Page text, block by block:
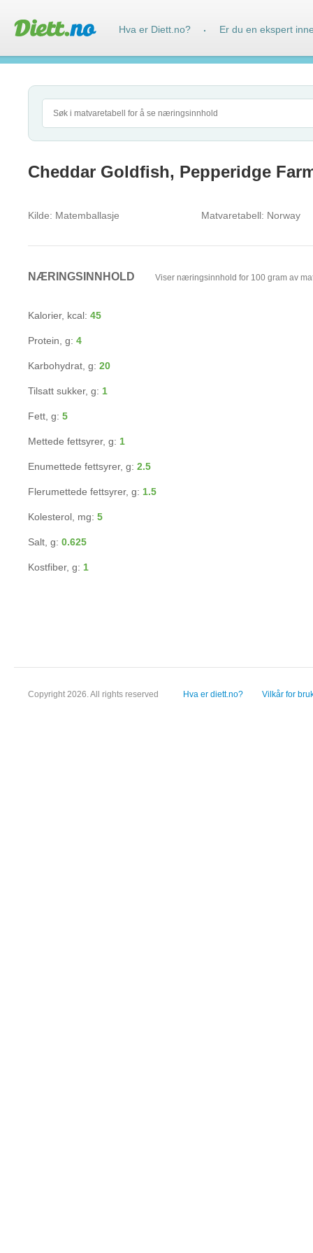
Cheddar Goldfish, Pepperidge
Kilde: Matemballasje Matvaretabell: Norway
NÆRINGSINNHOLD Viser næringsinnhold for 100 gram av
Kalorier, kcal: 45
Protein, g: 4
Karbohydrat, g: 20
Tilsatt sukker, g: 1
Fett, g: 5
Mettede fettsyrer, g: 1
Enumettede fettsyrer, g: 2.5
Flerumettede fettsyrer, g: 1.5
Kolesterol, mg: 5
Salt, g: 0.625
Kostfiber, g: 1
Copyright 2026. All rights reserved Hva er diett.no? Vilkår for
Hva er Diett.no? · Er du en ekspert